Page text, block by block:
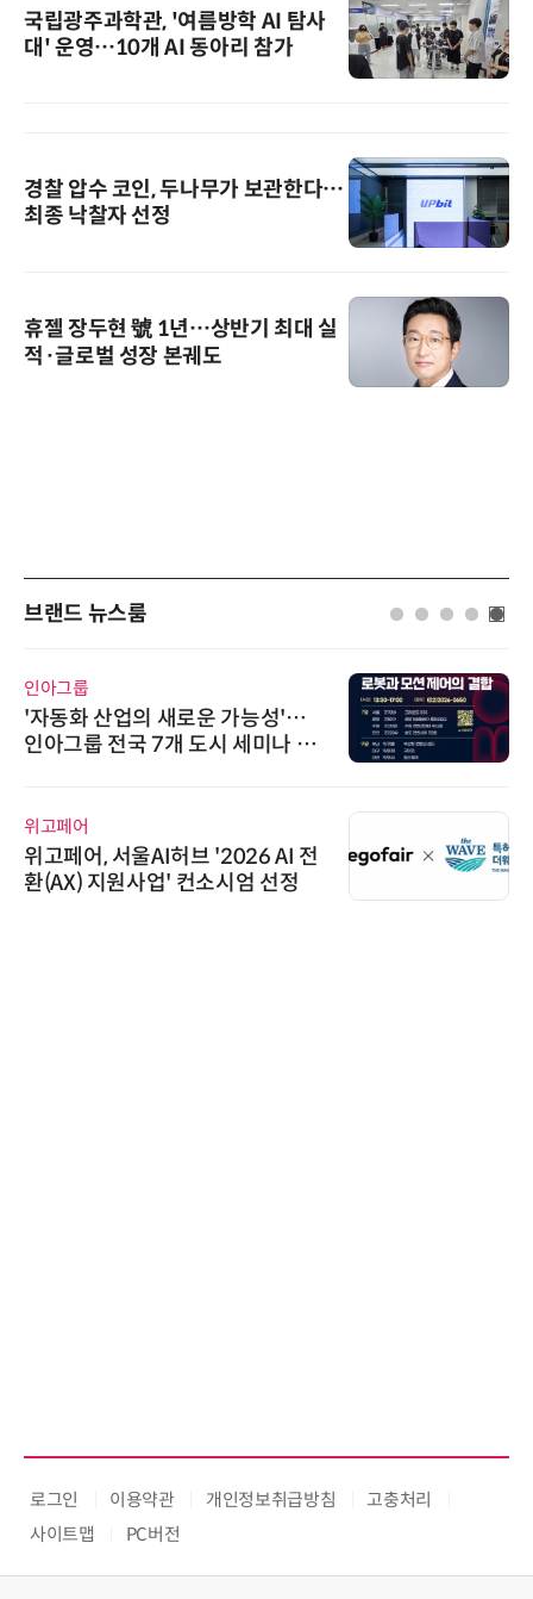
국립광주과학관, '여름방학 AI 탐사
대' 운영…10개 AI 동아리 참가
경찰 압수 코인, 두나무가 보관한다…
최종 낙찰자 선정
휴젤 장두현 號 1년…상반기 최대 실
적·글로벌 성장 본궤도
브랜드 뉴스룸
시놀로지, SK네트웍스서비스와 영
상 보안 카메라 국내 독점 판매 파
태양유전, '안전·환경 보고서 202
6' 발간…2030년 SBT 수준 온실
로그인 이용약관 개인정보취급방침
고충처리
사이트맵
PC버전